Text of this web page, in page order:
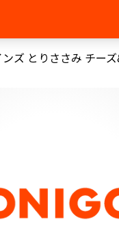
ンズ とりささみ チー